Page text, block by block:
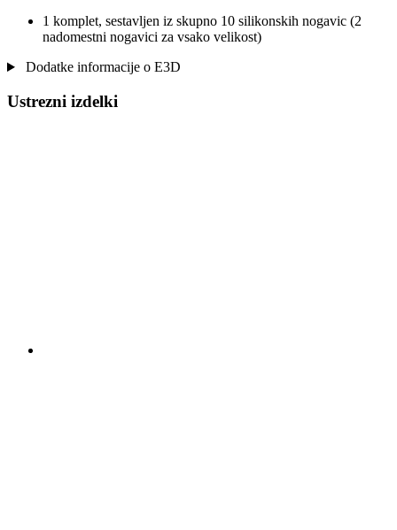
1 komplet, sestavljen iz skupno 10 silikonskih nogavic (2
nadomestni nogavici za vsako velikost)
Dodatke informacije o E3D
Ustrezni izdelki